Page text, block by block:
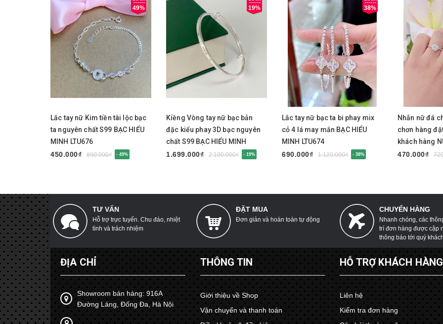
49%
Lắc tay nữ Kim tiền tài lộc bạc
ta nguyên chất S99 BẠC HIỂU
MINH LTU676
450.000₫
890.000₫ - 49%
19%
Kiềng Vòng tay nữ bạc bản
đặc kiểu phay 3D bạc nguyên
chất S99 BẠC HIỂU MINH
LTU675
1.699.000₫ 2.100.000₫ - 19%
38%
Lắc tay nữ bạc ta bi phay mix
cỏ 4 lá may mắn BẠC HIỂU
MINH LTU674
690.000₫
1.120.000₫ - 38%
Mua ngay
Nhẫn nữ đá
chơn hàng
khách hàng
470.000₫
TƯ VẤN
Hỗ trợ trực tuyến. Chu đáo, nhiệt
tình và trách nhiệm
ĐẶT MUA
Đơn giản và hoàn toàn tự động
CHUYỂN HÀNG
Nhanh chóng, các
trí đơn hàng được cập
thông báo tới quý
ĐỊA CHỈ
Showroom bán hàng: 916A
Đường Láng, Đống Đa, Hà Nội
THÔNG TIN
Giới thiệu về Shop
Vận chuyển và thanh toán
HỖ TRỢ KHÁCH HÀNG
Liên hệ
Kiểm tra đơn hàng